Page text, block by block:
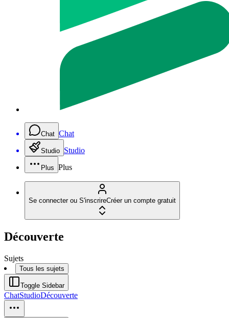
Chat Chat
Studio Studio
Plus Plus
Se connecter ou S'inscrireCréer un compte gratuit
Découverte
Sujets
Tous les sujets
Toggle Sidebar
ChatStudioDécouverte